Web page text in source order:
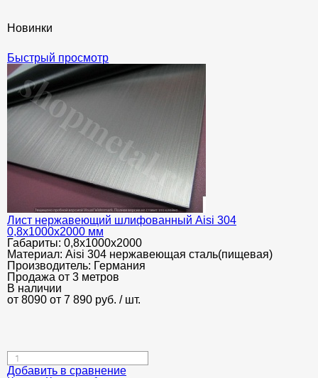
Новинки
Быстрый просмотр
Лист нержавеющий шлифованный Aisi 304
0,8х1000х2000 мм
Габариты: 0,8х1000х2000
Материал: Aisi 304 нержавеющая сталь(пищевая)
Производитель: Германия
Продажа от 3 метров
В наличии
от 8090 от 7 890 руб. / шт.
Добавить в сравнение